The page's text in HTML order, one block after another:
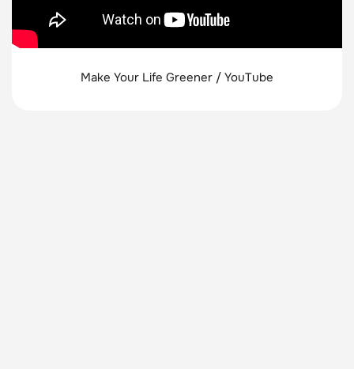
Make Your Life Greener / YouTube